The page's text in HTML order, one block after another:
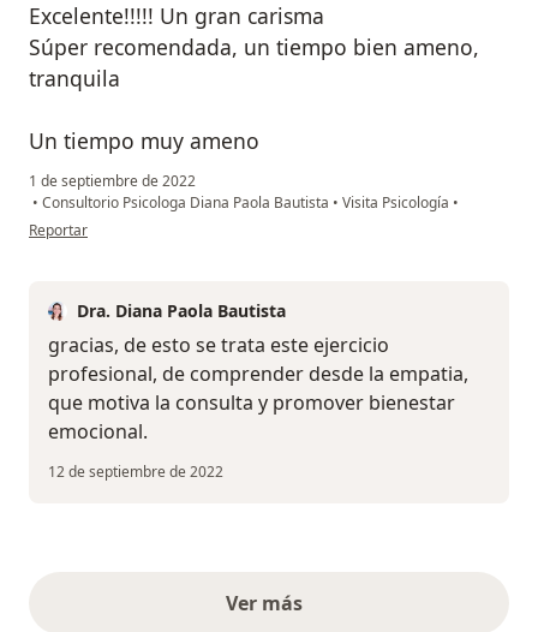
Excelente!!!!! Un gran carisma
Súper recomendada, un tiempo bien ameno,
tranquila
Un tiempo muy ameno
1 de septiembre de 2022
• Consultorio Psicologa Diana Paola Bautista • Visita Psicología •
en opinión del usuario YRH
Reportar
Dra. Diana Paola Bautista
gracias, de esto se trata este ejercicio
profesional, de comprender desde la empatia,
que motiva la consulta y promover bienestar
emocional.
12 de septiembre de 2022
Ver másopiniones anteriores